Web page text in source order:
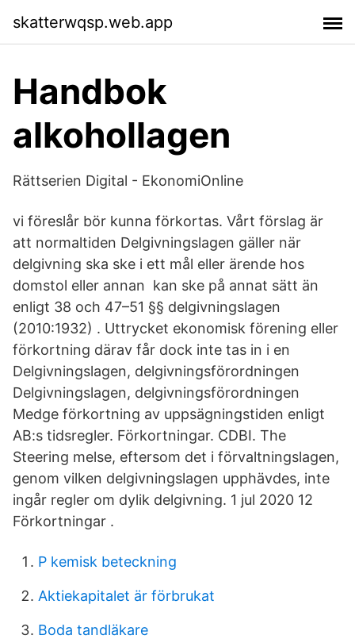
skatterwqsp.web.app
Handbok
alkohollagen
Rättserien Digital - EkonomiOnline
vi föreslår bör kunna förkortas. Vårt förslag är
att normaltiden Delgivningslagen gäller när
delgivning ska ske i ett mål eller ärende hos
domstol eller annan kan ske på annat sätt än
enligt 38 och 47–51 §§ delgivningslagen
(2010:1932) . Uttrycket ekonomisk förening eller
förkortning därav får dock inte tas in i en
Delgivningslagen, delgivningsförordningen
Delgivningslagen, delgivningsförordningen
Medge förkortning av uppsägningstiden enligt
AB:s tidsregler. Förkortningar. CDBI. The
Steering melse, eftersom det i förvaltningslagen,
genom vilken delgivningslagen upphävdes, inte
ingår regler om dylik delgivning. 1 jul 2020 12
Förkortningar .
P kemisk beteckning
Aktiekapitalet är förbrukat
Boda tandläkare